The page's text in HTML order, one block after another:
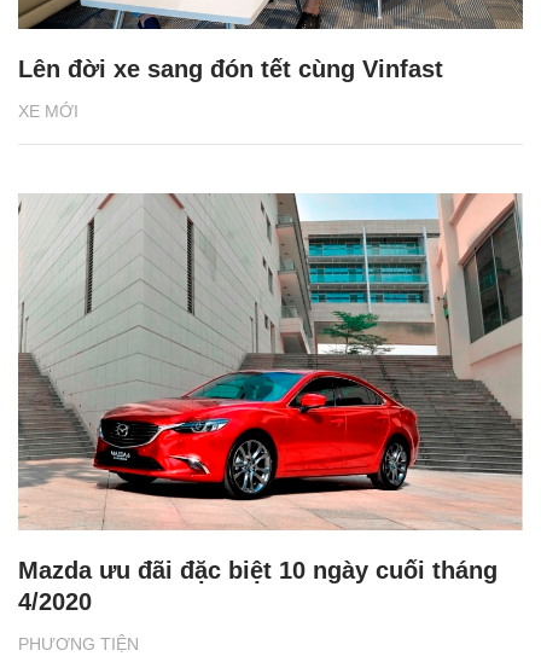
XE MỚI
Lên đời xe sang đón tết cùng Vinfast
PHƯƠNG TIỆN
Mazda ưu đãi đặc biệt 10 ngày cuối tháng
4/2020